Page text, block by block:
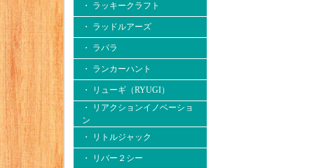
・ ラッキークラフト
・ ラッドルアーズ
・ ラパラ
・ ランカーハント
・ リューギ（RYUGI）
・ リアクションイノベーショ
ン
・ リトルジャック
・ リバー２シー